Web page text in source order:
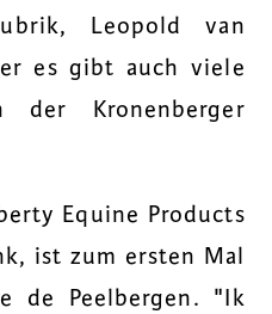
Leopold van
es gibt auch viele
der Kronenberger
Equine Products
ist zum ersten Mal
de Peelbergen. "Ik